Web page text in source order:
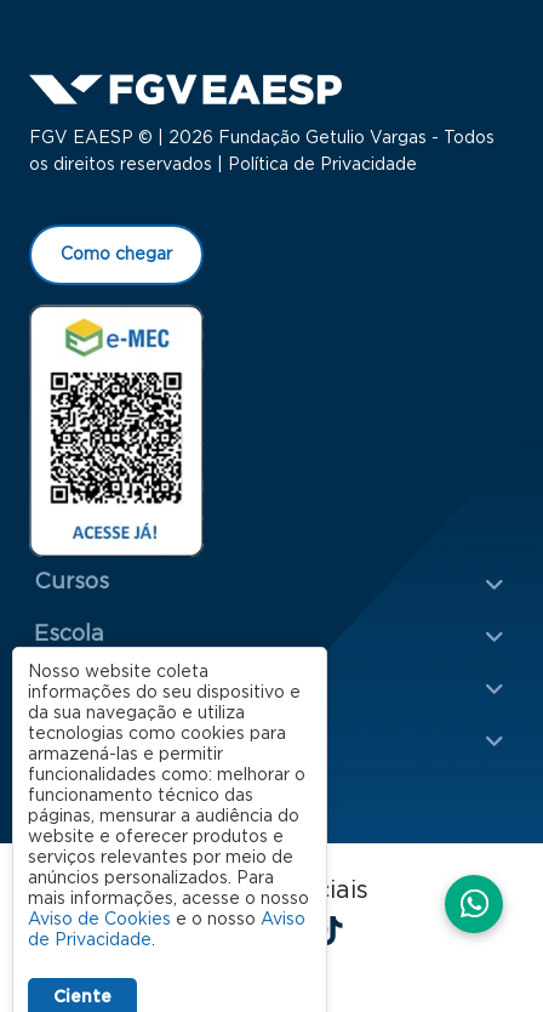
FGV EAESP © | 2026 Fundação Getulio Vargas - Todos
os direitos reservados |
Política de Privacidade
Como chegar
Menu Rodapé 1
Cursos
Escola
Rodapé 2
Apoio
Impacto
FGV EAESP nas redes sociais
LinkedIn
Facebook
Instagram
X YouTube
SpotifyTikTok
Nosso website coleta
informações do seu dispositivo e
da sua navegação e utiliza
tecnologias como cookies para
armazená-las e permitir
funcionalidades como: melhorar o
funcionamento técnico das
páginas, mensurar a audiência do
website e oferecer produtos e
serviços relevantes por meio de
anúncios personalizados. Para
mais informações, acesse o nosso
Aviso de Cookies e o nosso Aviso
de Privacidade.
Ciente